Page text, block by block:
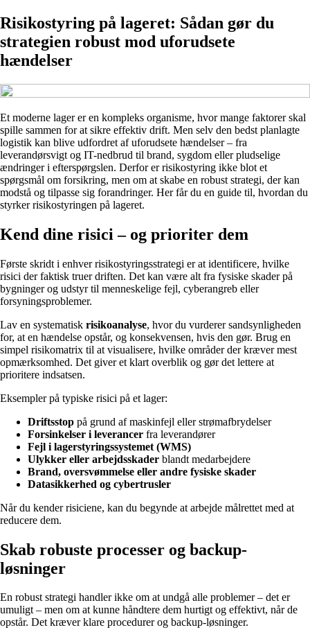
Risikostyring på lageret: Sådan gør du
strategien robust mod uforudsete
hændelser
Et moderne lager er en kompleks organisme, hvor mange faktorer skal
spille sammen for at sikre effektiv drift. Men selv den bedst planlagte
logistik kan blive udfordret af uforudsete hændelser – fra
leverandørsvigt og IT-nedbrud til brand, sygdom eller pludselige
ændringer i efterspørgslen. Derfor er risikostyring ikke blot et
spørgsmål om forsikring, men om at skabe en robust strategi, der kan
modstå og tilpasse sig forandringer. Her får du en guide til, hvordan du
styrker risikostyringen på lageret.
Kend dine risici – og prioriter dem
Første skridt i enhver risikostyringsstrategi er at identificere, hvilke
risici der faktisk truer driften. Det kan være alt fra fysiske skader på
bygninger og udstyr til menneskelige fejl, cyberangreb eller
forsyningsproblemer.
Lav en systematisk risikoanalyse, hvor du vurderer sandsynligheden
for, at en hændelse opstår, og konsekvensen, hvis den gør. Brug en
simpel risikomatrix til at visualisere, hvilke områder der kræver mest
opmærksomhed. Det giver et klart overblik og gør det lettere at
prioritere indsatsen.
Eksempler på typiske risici på et lager:
Driftsstop på grund af maskinfejl eller strømafbrydelser
Forsinkelser i leverancer fra leverandører
Fejl i lagerstyringssystemet (WMS)
Ulykker eller arbejdsskader blandt medarbejdere
Brand, oversvømmelse eller andre fysiske skader
Datasikkerhed og cybertrusler
Når du kender risiciene, kan du begynde at arbejde målrettet med at
reducere dem.
Skab robuste processer og backup-
løsninger
En robust strategi handler ikke om at undgå alle problemer – det er
umuligt – men om at kunne håndtere dem hurtigt og effektivt, når de
opstår. Det kræver klare procedurer og backup-løsninger.